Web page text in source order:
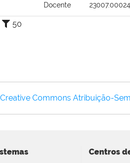
Docente
50
Creative Commons Atribuição-
Centros